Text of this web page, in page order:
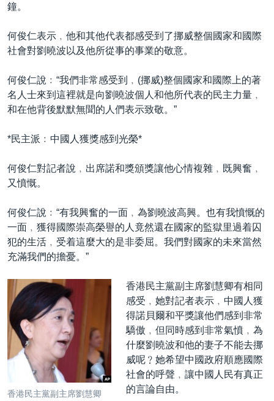
鐘。
何俊仁表示﹐他和其他代表都感受到了挪威整個國家和國際
社會對劉曉波以及他所從事的事業的敬意。
何俊仁說﹕“我們非常感受到﹐(挪威)整個國家和國際上的著
名人士來到這裡就是向劉曉波個人和他所代表的民主力量﹐
和在他背後默默無聞的人們表示致敬。”
*民主派﹕中國人獲獎感到光榮*
何俊仁對記者說﹐出席諾和獎頒獎讓他心情複雜﹐既興奮﹐
又憤慨。
何俊仁說﹕“有我興奮的一面﹐為劉曉波高興。也有我憤慨的
一面﹐獲得國際崇高榮譽的人竟然還在國家的監獄里過着囚
犯的生活﹐受着這麼大的是非委屈。我們對國家的未來當然
充滿我們的擔憂。”
香港民主黨副主席劉慧卿
香港民主黨副主席劉慧卿有相同
感受﹐她對記者表示﹐中國人獲
得諾貝爾和平獎讓他們感到非常
驕傲﹐但同時感到非常氣憤﹐為
什麼劉曉波和他的妻子不能去挪
威呢﹖她希望中國政府順應國際
社會的呼聲﹐讓中國人民有真正
的言論自由。